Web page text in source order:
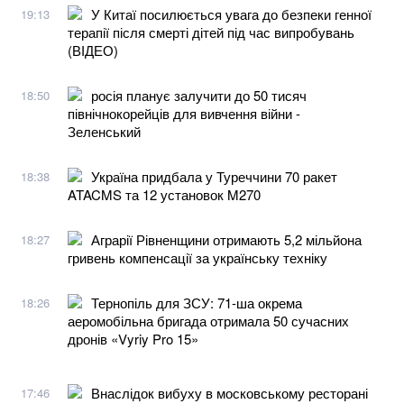
19:13
У Китаї посилюється увага до безпеки генної
терапії після смерті дітей під час випробувань
(ВІДЕО)
18:50
росія планує залучити до 50 тисяч
північнокорейців для вивчення війни -
Зеленський
18:38
Україна придбала у Туреччини 70 ракет
ATACMS та 12 установок M270
18:27
Аграрії Рівненщини отримають 5,2 мільйона
гривень компенсації за українську техніку
18:26
Тернопіль для ЗСУ: 71-ша окрема
аеромобільна бригада отримала 50 сучасних
дронів «Vyriy Pro 15»
17:46
Внаслідок вибуху в московському ресторані